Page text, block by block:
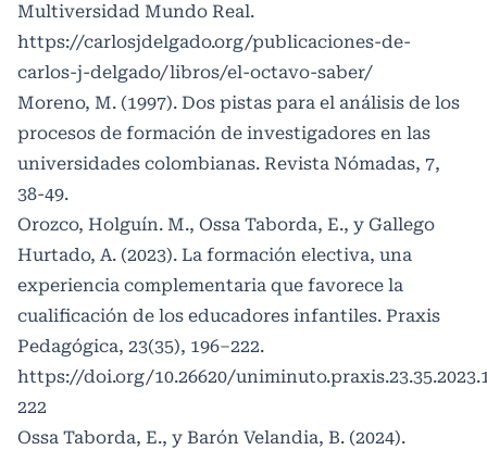
Multiversidad Mundo Real.
https://carlosjdelgado.org/publicaciones-de-
carlos-j-delgado/libros/el-octavo-saber/
Moreno, M. (1997). Dos pistas para el análisis de los
procesos de formación de investigadores en las
universidades colombianas. Revista Nómadas, 7,
38-49.
Orozco, Holguín. M., Ossa Taborda, E., y Gallego
Hurtado, A. (2023). La formación electiva, una
experiencia complementaria que favorece la
cualificación de los educadores infantiles. Praxis
Pedagógica, 23(35), 196–222.
https://doi.org/10.26620/
222
Ossa Taborda, E., y Barón Velandia, B. (2024).